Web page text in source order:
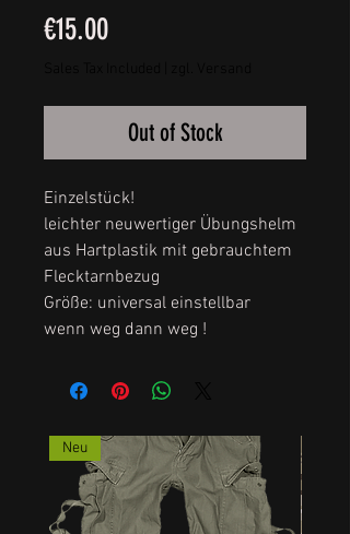
€15.00Price
Out of Stock
Einzelstück!
leichter neuwertiger Übungshelm
aus Hartplastik mit gebrauchtem
Flecktarnbezug
Größe: universal einstellbar
wenn weg dann weg !
Neu